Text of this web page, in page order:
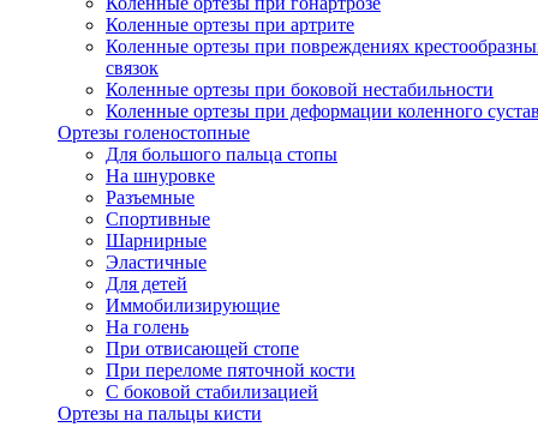
Коленные ортезы при артрите
Коленные ортезы при повреждениях
связок
Коленные ортезы при боковой нестабильности
Коленные ортезы при деформации коленного
Ортезы голеностопные
Для большого пальца стопы
На шнуровке
Разъемные
Спортивные
Шарнирные
Эластичные
Для детей
Иммобилизирующие
На голень
При отвисающей стопе
При переломе пяточной кости
С боковой стабилизацией
Ортезы на пальцы кисти